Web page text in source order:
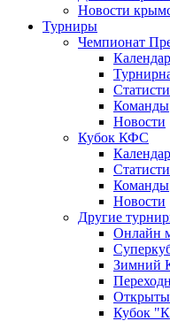
Новости
Турниры
Чемпионат
Команды
Новости
Кубок КФС
Команды
Новости
Другие
Онлайн
Зимний
Кубок